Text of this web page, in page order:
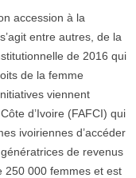
accession à la
entre autres, de la
de 2016 qui
de la femme
viennent
d’Ivoire (FAFCI) qui
ivoiriennes d’accéder
de revenus
250 000 femmes et est